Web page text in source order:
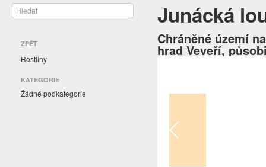
ZPĚT
Rostliny
KATEGORIE
Žádné podkategorie
Junácká
Chráněné území
hrad Veveří,